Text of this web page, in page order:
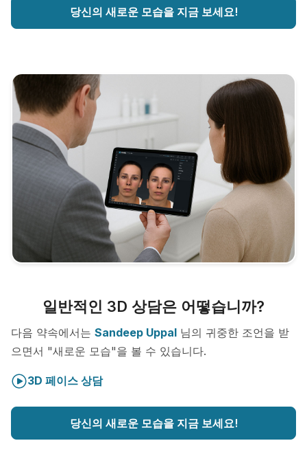
당신의 새로운 모습을 지금 보세요!
일반적인 3D 상담은 어떻습니까?
다음 약속에서는 Sandeep Uppal 님의 귀중한 조언을 받
으면서 "새로운 모습"을 볼 수 있습니다.
3D 페이스 상담
당신의 새로운 모습을 지금 보세요!